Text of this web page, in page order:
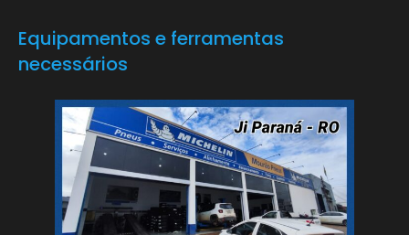
Equipamentos e ferramentas
necessários